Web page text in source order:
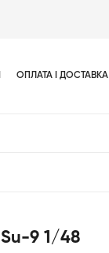
ОПЛАТА І ДОСТАВКА
Su-9 1/48